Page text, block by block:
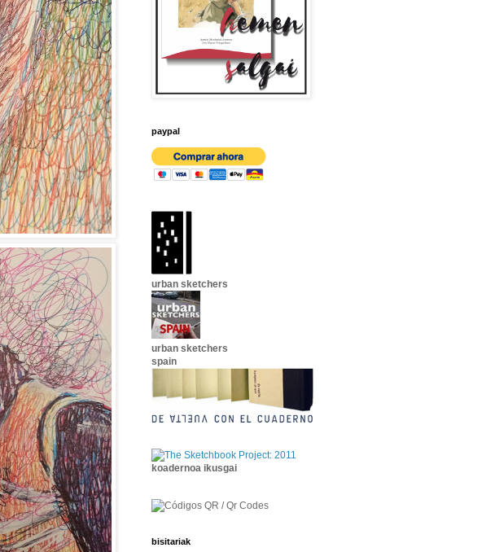
paypal
urban sketchers
urban sketchers
spain
koadernoa ikusgai
bisitariak